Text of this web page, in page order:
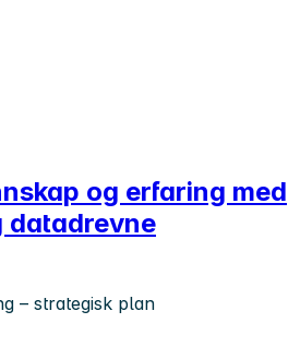
og erfaring med
datadrevne
– strategisk plan